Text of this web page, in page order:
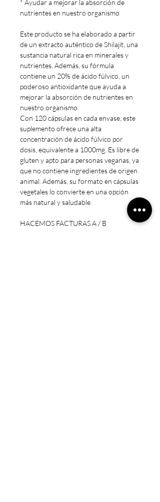
* Ayudar a mejorar la absorción de
nutrientes en nuestro organismo
Este producto se ha elaborado a partir
de un extracto auténtico de Shilajit, una
sustancia natural rica en minerales y
nutrientes. Además, su fórmula
contiene un 20% de ácido fúlvico, un
poderoso antioxidante que ayuda a
mejorar la absorción de nutrientes en
nuestro organismo.
Con 120 cápsulas en cada envase, este
suplemento ofrece una alta
concentración de ácido fúlvico por
dosis, equivalente a 1000mg. Es libre de
gluten y apto para personas veganas, ya
que no contiene ingredientes de origen
animal. Además, su formato en cápsulas
vegetales lo convierte en una opción
más natural y saludable.
HACEMOS FACTURAS A / B